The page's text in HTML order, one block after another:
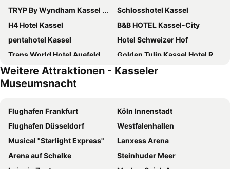
TRYP By Wyndham Kassel City Centre
Schlosshotel Kassel
H4 Hotel Kassel
B&B HOTEL Kassel-City
pentahotel Kassel
Hotel Schweizer Hof
Trans World Hotel Auefeld
Golden Tulip Kassel Hotel Reiss
Adesso Hotel Kassel-Ihr Automatenhotel in Kassel
Renthof Kassel
Waldhotel Schäferberg
Hotel & Golfrestaurant Gut Wissmannshof
Hotel am Herkules - garni
B&B HOTEL Kassel-Industriepark
Parkhotel Emstaler Höhe
B&B HOTEL Kassel-Wilhelmshöhe
Best Western Hotel Kurfuerst Wilhelm I
Hotel Münden
BioHotel Kassel Wilhelmshöher Tor
Weitere Attraktionen - Kasseler
Museumsnacht
Flughafen Frankfurt
Köln Innenstadt
Flughafen Düsseldorf
Westfalenhallen
Musical "Starlight Express"
Lanxess Arena
Arena auf Schalke
Steinhuder Meer